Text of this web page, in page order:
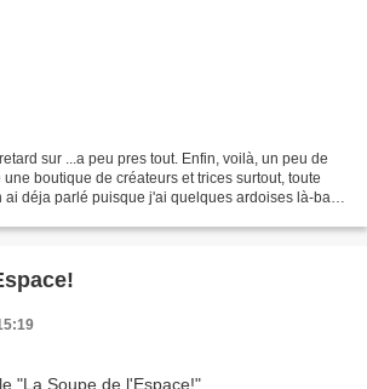
sur ...a peu pres tout. Enfin, voilà, un peu de
boutique de créateurs et trices surtout, toute
déja parlé puisque j'ai quelques ardoises là-bas.